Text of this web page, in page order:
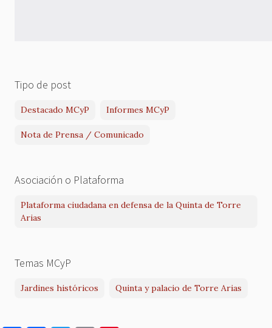
Tipo de post
Destacado MCyP Informes MCyP
Nota de Prensa / Comunicado
Asociación o Plataforma
Plataforma ciudadana en defensa de la Quinta de Torre
Arias
Temas MCyP
Jardines históricos Quinta y palacio de Torre Arias